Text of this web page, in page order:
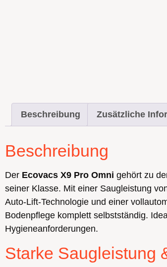
Beschreibung Zusätzliche
Beschreibung
Der Ecovacs X9 Pro Omni gehört zu
seiner Klasse. Mit einer Saugleistung
Auto-Lift-Technologie und einer
Bodenpflege komplett selbstständig.
Hygieneanforderungen.
Starke Saugleistung